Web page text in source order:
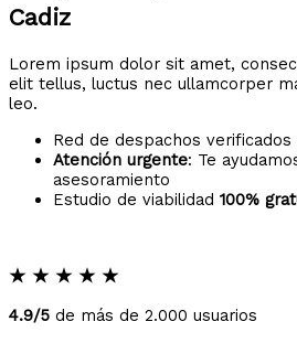
Cadiz
Lorem ipsum dolor sit amet,
elit tellus, luctus nec ullamcorper
leo.
Red de despachos verificados
Atención urgente: Te
asesoramiento
Estudio de viabilidad 100%
★ ★ ★ ★ ★
4.9/5 de más de 2.000 usuarios